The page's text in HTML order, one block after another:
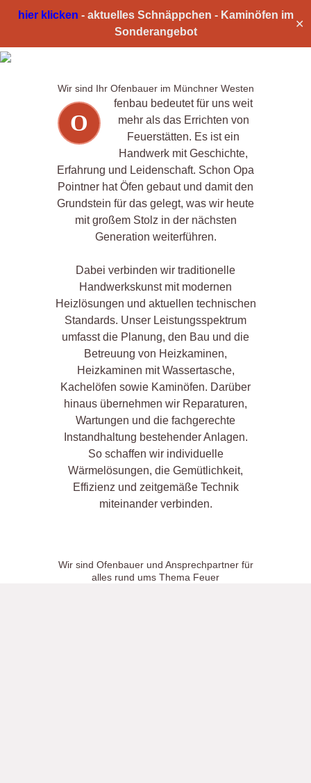
hier klicken - aktuelles Schnäppchen - Kaminöfen im
Sonderangebot
✕
Wir sind Ihr Ofenbauer im Münchner Westen
O
fenbau bedeutet für uns weit
mehr als das Errichten von
Feuerstätten. Es ist ein
Handwerk mit Geschichte,
Erfahrung und Leidenschaft. Schon Opa
Pointner hat Öfen gebaut und damit den
Grundstein für das gelegt, was wir heute
mit großem Stolz in der nächsten
Generation weiterführen.
Dabei verbinden wir traditionelle
Handwerkskunst mit modernen
Heizlösungen und aktuellen technischen
Standards. Unser Leistungsspektrum
umfasst die Planung, den Bau und die
Betreuung von Heizkaminen,
Heizkaminen mit Wassertasche,
Kachelöfen sowie Kaminöfen. Darüber
hinaus übernehmen wir Reparaturen,
Wartungen und die fachgerechte
Instandhaltung bestehender Anlagen.
So schaffen wir individuelle
Wärmelösungen, die Gemütlichkeit,
Effizienz und zeitgemäße Technik
miteinander verbinden.
Wir sind Ofenbauer und Ansprechpartner für
alles rund ums Thema Feuer